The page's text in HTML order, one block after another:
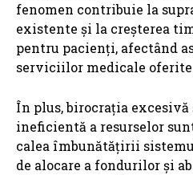
fenomen contribuie la
existente și la creșterea
pentru pacienți, afectând
serviciilor medicale
În plus, birocrația
ineficientă a resurselor
calea îmbunătățirii
de alocare a fondurilor și